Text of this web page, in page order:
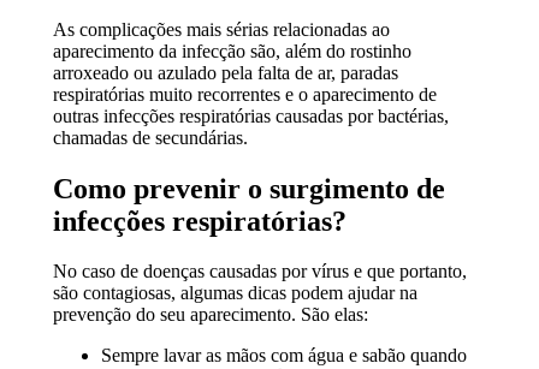
As complicações mais sérias relacionadas ao
aparecimento da infecção são, além do rostinho
arroxeado ou azulado pela falta de ar, paradas
respiratórias muito recorrentes e o aparecimento de
outras infecções respiratórias causadas por bactérias,
chamadas de secundárias.
Como prevenir o surgimento de
infecções respiratórias?
No caso de doenças causadas por vírus e que portanto,
são contagiosas, algumas dicas podem ajudar na
prevenção do seu aparecimento. São elas:
Sempre lavar as mãos com água e sabão quando